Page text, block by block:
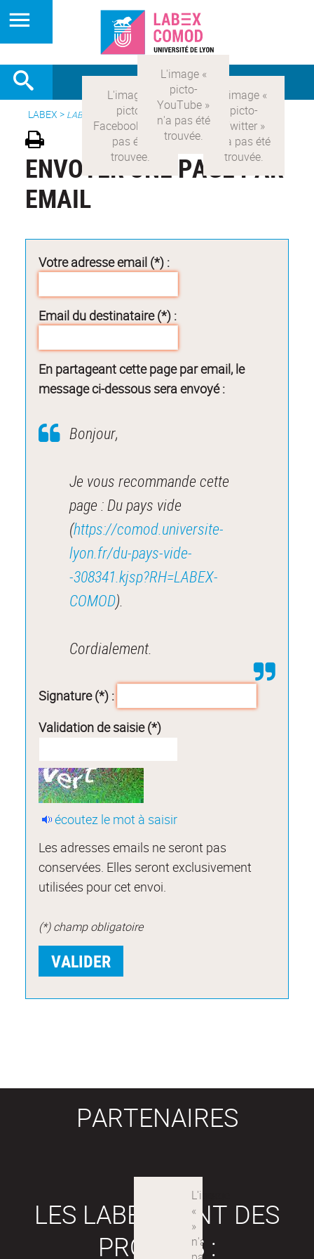
LABEX > LABEX COMOD
ENVOYER UNE PAGE PAR
EMAIL
Votre adresse email (*) :
Email du destinataire (*) :
En partageant cette page par email, le
message ci-dessous sera envoyé :
Bonjour,
Je vous recommande cette
page : Du pays vide
(https://comod.universite-
lyon.fr/du-pays-vide-
-308341.kjsp?RH=LABEX-
COMOD).
Cordialement.
Signature (*) :
Validation de saisie (*)
écoutez le mot à saisir
Les adresses emails ne seront pas
conservées. Elles seront exclusivement
utilisées pour cet envoi.
(*) champ obligatoire
PARTENAIRES
LES LABEX SONT DES
PROJETS :